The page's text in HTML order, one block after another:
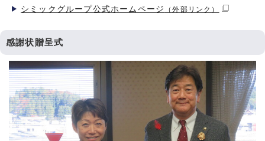
シミックグループ公式ホームページ （外部リンク）
感謝状贈呈式